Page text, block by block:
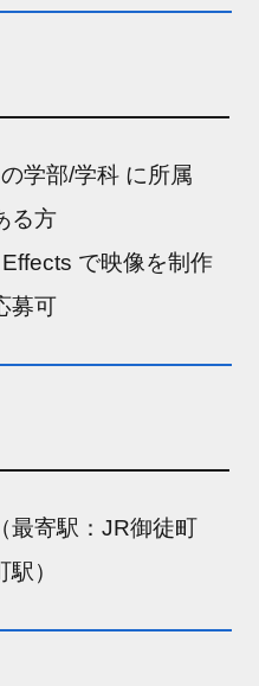
学部/学科 に所属
る方
で映像を制作
募可
最寄駅：JR御徒町
）